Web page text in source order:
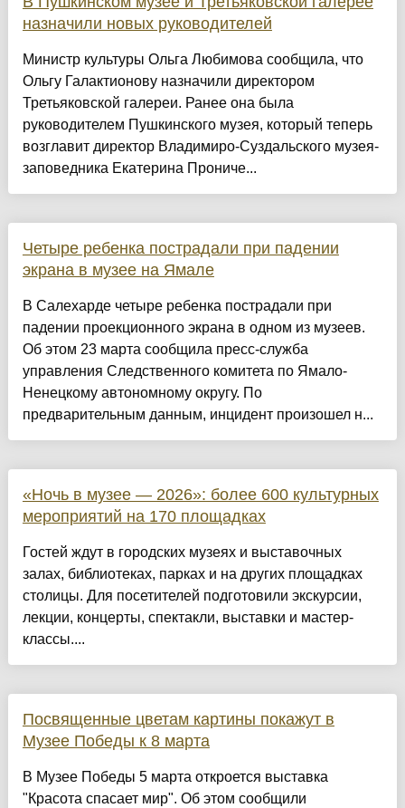
назначили новых руководителей
Министр культуры Ольга Любимова сообщила, что
Ольгу Галактионову назначили директором
Третьяковской галереи. Ранее она была
руководителем Пушкинского музея, который теперь
возглавит директор Владимиро-Суздальского музея-
заповедника Екатерина Прониче...
Четыре ребенка пострадали при падении
экрана в музее на Ямале
В Салехарде четыре ребенка пострадали при
падении проекционного экрана в одном из музеев.
Об этом 23 марта сообщила пресс-служба
управления Следственного комитета по Ямало-
Ненецкому автономному округу. По
предварительным данным, инцидент произошел н...
«Ночь в музее — 2026»: более 600 культурных
мероприятий на 170 площадках
Гостей ждут в городских музеях и выставочных
залах, библиотеках, парках и на других площадках
столицы. Для посетителей подготовили экскурсии,
лекции, концерты, спектакли, выставки и мастер-
классы....
Посвященные цветам картины покажут в
Музее Победы к 8 марта
В Музее Победы 5 марта откроется выставка
"Красота спасает мир". Об этом сообщили